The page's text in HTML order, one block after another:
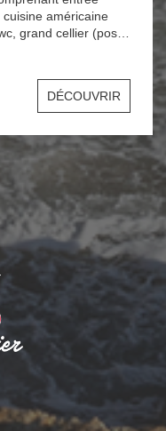
américaine
grand cellier (poss
!!!
DÉCOUVRIR